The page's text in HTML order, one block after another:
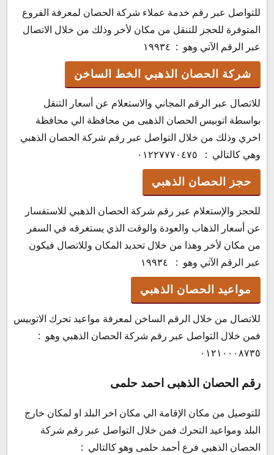
للتواصل عبر رقم خدمة عملاء شركة الحصان لمعرفة الفروع
المتوفرة للحجز للتنقل من مكان لأخر وذلك من خلال الاتصال
عبر الرقم الآتي وهو : ١٩٩٣٤
شركة الحصان الذهبي الخط الساخن
للاتصال عبر الرقم المجاني والاستعلام عن أسعار التنقل
بواسطة اتوبيس الحصان الذهبى من محافظة الي محافظة
اخري وذلك من خلال التواصل عبر رقم شركة الحصان الذهبي
وهي كالتالي : ٠١٢٢٧٧٧٠٤٧٥
حجز الحصان الذهبي
للحجز والإستعلام عبر رقم شركة الحصان الذهبي للاستفسار
عن أسعار الذهاب والعودة والوقت الذي يستغرقه في السفر
من مكان لأخر وهذا من خلال تحديد المكان وللاتصال فيكون
عبر الرقم الآتي وهو : ١٩٩٣٤
مواعيد الحصان الذهبي
للاتصال من خلال الرقم الساخن لمعرفة مواعيد تحرك الاتوبيس
فمن خلال التواصل عبر رقم شركة الحصان الذهبي وهو :
٠١٢١٠٠٠٨٧٣٥
رقم الحصان الذهبى احمد حلمى
للتوصيل من مكان الإقامة الي مكان اخر البلد او لمكان خارج
البلد ومواعيد التحرك فمن خلال التواصل عبر رقم شركة
الحصان الذهبي فرع أحمد حلمى وهو كالتالي :